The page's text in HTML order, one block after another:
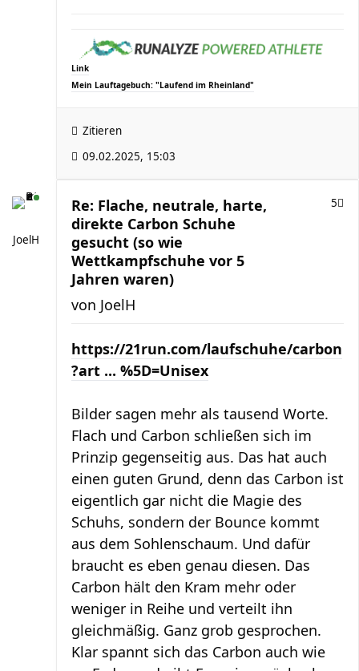
Link
Mein Lauftagebuch: "Laufend im Rheinland"
Zitieren
09.02.2025, 15:03
JoelH
Re: Flache, neutrale, harte,
direkte Carbon Schuhe
gesucht (so wie
Wettkampfschuhe vor 5
Jahren waren)
5
von JoelH
https://21run.com/laufschuhe/carbon
?art ... %5D=Unisex
Bilder sagen mehr als tausend Worte.
Flach und Carbon schließen sich im
Prinzip gegenseitig aus. Das hat auch
einen guten Grund, denn das Carbon ist
eigentlich gar nicht die Magie des
Schuhs, sondern der Bounce kommt
aus dem Sohlenschaum. Und dafür
braucht es eben genau diesen. Das
Carbon hält den Kram mehr oder
weniger in Reihe und verteilt ihn
gleichmäßig. Ganz grob gesprochen.
Klar spannt sich das Carbon auch wie